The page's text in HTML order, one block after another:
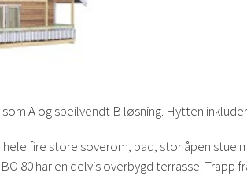
A og speilvendt B løsning. Hytten
fire store soverom, bad, stor åpen stue
80 har en delvis overbygd terrasse.Trapp